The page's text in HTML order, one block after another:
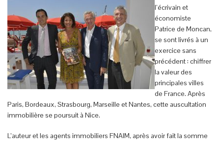
l’écrivain et
économiste
Patrice de Moncan,
se sont livrés à un
exercice sans
précédent : chiffrer
la valeur des
principales villes
de France. Après
Paris, Bordeaux, Strasbourg, Marseille et Nantes, cette auscultation
immobilière se poursuit à Nice.
L’auteur et les agents immobiliers FNAIM, après avoir fait la somme